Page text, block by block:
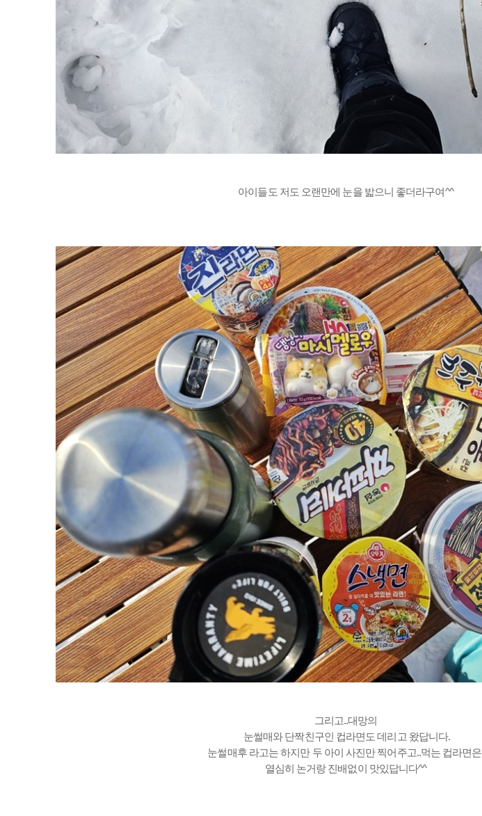
아이들도 저도 오랜만에 눈을 밟으니 좋더라구여^^
그리고..대망의
눈썰매와 단짝친구인 컵라면도 데리고 왔답니다.
눈썰매후 라고는 하지만 두 아이 사진만 찍어주고..먹는 컵라면은
열심히 논거랑 진배없이 맛있답니다^^